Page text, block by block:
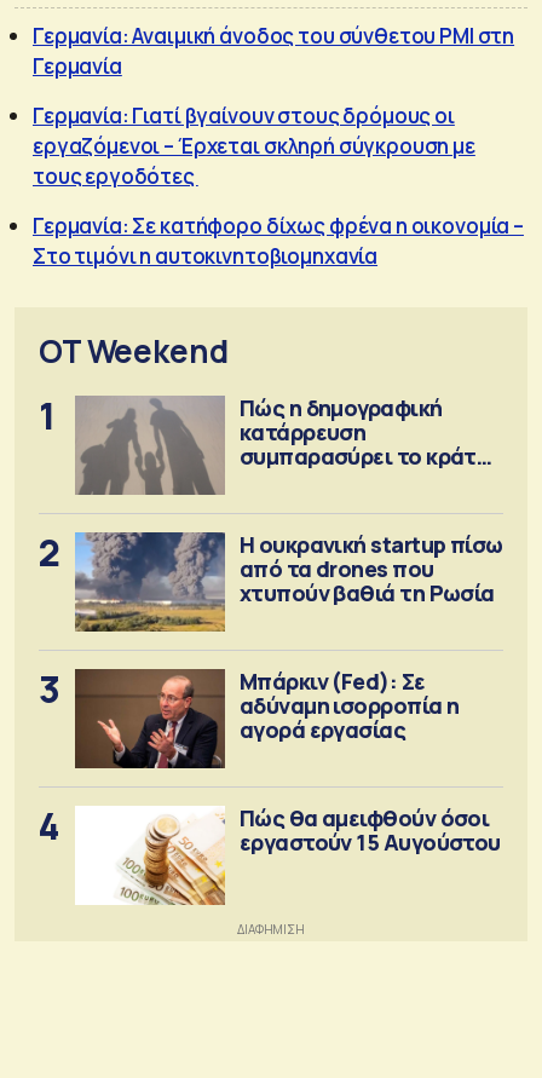
Γερμανία: Αναιμική άνοδος του σύνθετου PMI στη
Γερμανία
Γερμανία: Γιατί βγαίνουν στους δρόμους οι
εργαζόμενοι – Έρχεται σκληρή σύγκρουση με
τους εργοδότες
Γερμανία: Σε κατήφορο δίχως φρένα η οικονομία –
Στο τιμόνι η αυτοκινητοβιομηχανία
OT Weekend
1
Πώς η δημογραφική
κατάρρευση
συμπαρασύρει το κράτος
2
Η ουκρανική startup πίσω
από τα drones που
χτυπούν βαθιά τη Ρωσία
3
Μπάρκιν (Fed): Σε
αδύναμη ισορροπία η
αγορά εργασίας
4
Πώς θα αμειφθούν όσοι
εργαστούν 15 Αυγούστου